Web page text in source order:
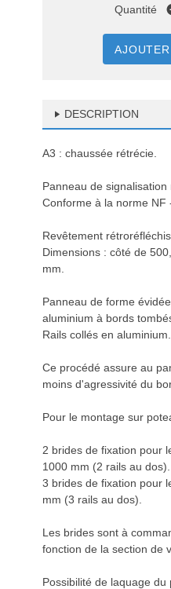
Quantité
DESCRIPTION
A3 : chaussée rétrécie.
Panneau de signalisation
Conforme à la norme NF
Revêtement
Dimensions : côté de
mm.
Panneau de forme
aluminium à bords
Rails collés en aluminium.
Ce procédé assure au
moins d'agressivité du
Pour le montage sur
2 brides de fixation pour
1000 mm (2 rails au dos).
3 brides de fixation pour
mm (3 rails au dos).
Les brides sont à
fonction de la section de
Possibilité de laquage du